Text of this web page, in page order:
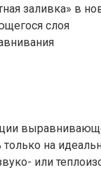
заливка» в
слоя
на
или